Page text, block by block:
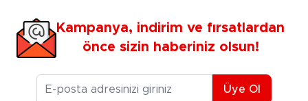
Kampanya, indirim ve fırsatlardan
önce sizin haberiniz olsun!
E-posta Adresiniz
Üye Ol